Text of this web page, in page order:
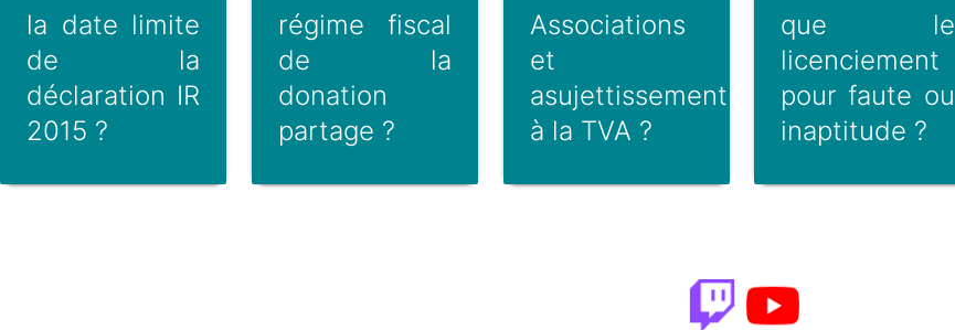
la date limite
de la
déclaration IR
2015 ?
régime fiscal
de la
donation
partage ?
Associations
et
asujettissement
à la TVA ?
que le
licenciement
pour faute ou
inaptitude ?